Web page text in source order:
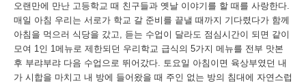
오랜만에 만난 고등학교 때 친구들과 옛날 이야기를 할 때를 사랑한다.
매일 아침 우리는 서로가 학교 갈 준비를 끝낼 때까지 기다렸다가 함께
아침을 먹으러 식당을 갔고, 듣는 수업이 달라도 점심시간이 되면 같이
모여 1인 1메뉴로 제한되던 우리학교 급식의 5가지 메뉴를 전부 맛본
후 부랴부랴 다음 수업으로 뛰어갔다. 토요일 아침이면 육상부였던 내
가 시합을 마치고 내 방에 들어왔을 때 주인 없는 방의 침대에 자연스럽